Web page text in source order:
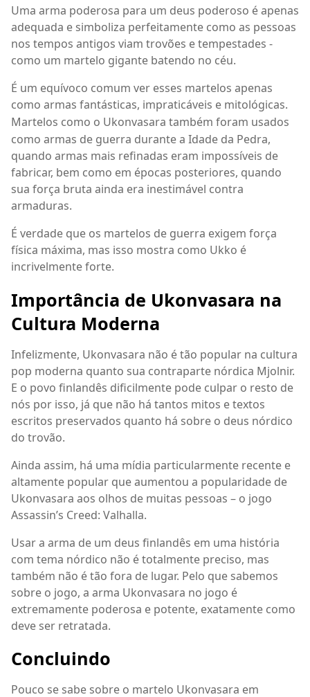
Uma arma poderosa para um deus poderoso é apenas
adequada e simboliza perfeitamente como as pessoas
nos tempos antigos viam trovões e tempestades -
como um martelo gigante batendo no céu.
É um equívoco comum ver esses martelos apenas
como armas fantásticas, impraticáveis e mitológicas.
Martelos como o Ukonvasara também foram usados
como armas de guerra durante a Idade da Pedra,
quando armas mais refinadas eram impossíveis de
fabricar, bem como em épocas posteriores, quando
sua força bruta ainda era inestimável contra
armaduras.
É verdade que os martelos de guerra exigem força
física máxima, mas isso mostra como Ukko é
incrivelmente forte.
Importância de Ukonvasara na
Cultura Moderna
Infelizmente, Ukonvasara não é tão popular na cultura
pop moderna quanto sua contraparte nórdica Mjolnir.
E o povo finlandês dificilmente pode culpar o resto de
nós por isso, já que não há tantos mitos e textos
escritos preservados quanto há sobre o deus nórdico
do trovão.
Ainda assim, há uma mídia particularmente recente e
altamente popular que aumentou a popularidade de
Ukonvasara aos olhos de muitas pessoas – o jogo
Assassin’s Creed: Valhalla.
Usar a arma de um deus finlandês em uma história
com tema nórdico não é totalmente preciso, mas
também não é tão fora de lugar. Pelo que sabemos
sobre o jogo, a arma Ukonvasara no jogo é
extremamente poderosa e potente, exatamente como
deve ser retratada.
Concluindo
Pouco se sabe sobre o martelo Ukonvasara em